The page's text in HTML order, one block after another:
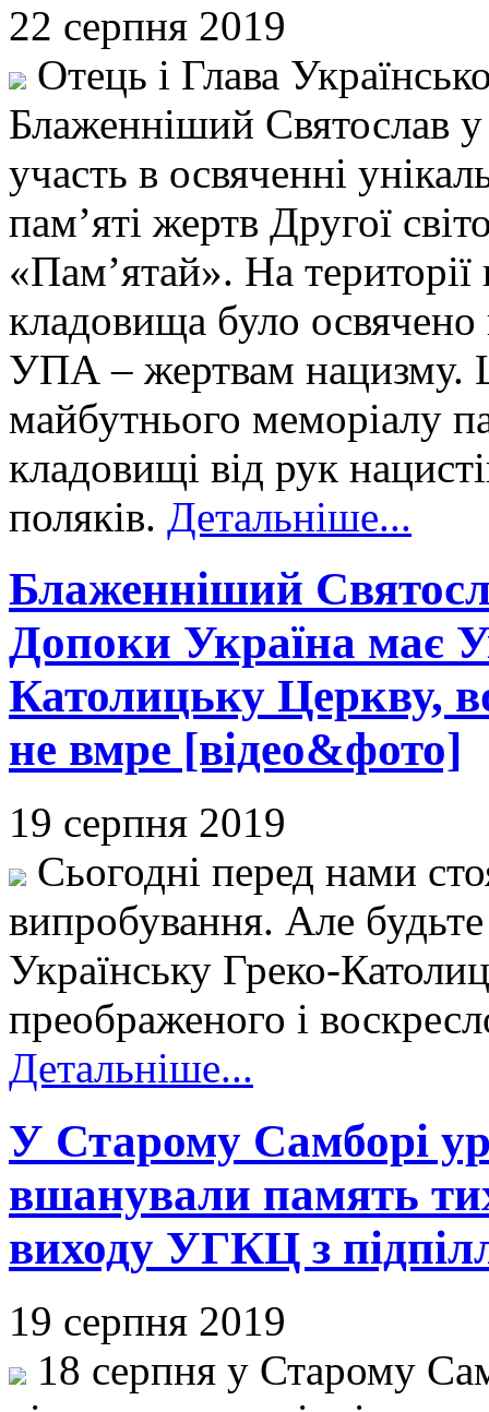
22 серпня 2019
Отець і Глава
Блаженніший Святослав
участь в освяченні
пам’яті жертв Другої
«Пам’ятай». На
кладовища було
УПА – жертвам нацизму.
майбутнього меморіалу
кладовищі від рук
поляків. Детальніше...
Блаженніший
Допоки Україна має
Католицьку Церкву,
не вмре [відео&фото]
19 серпня 2019
Сьогодні перед нами
випробування. Але
Українську Греко-
преображеного і
Детальніше...
У Старому Самборі
вшанували память
виходу УГКЦ з
19 серпня 2019
18 серпня у Старому